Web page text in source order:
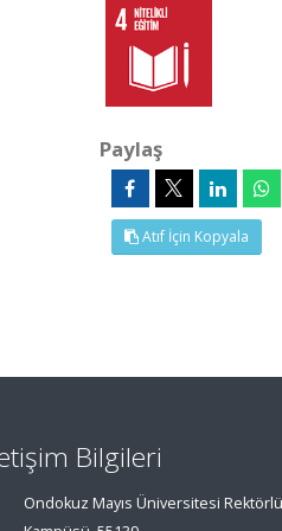
Paylaş
Atıf İçin Kopyala
Bilgileri
Ondokuz Mayıs Üniversitesi